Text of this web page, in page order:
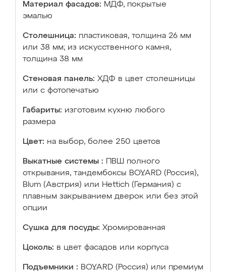
Материал фасадов: МДФ, покрытые
эмалью
Столешница: пластиковая, толщина 26 мм
или 38 мм; из искусственного камня,
толщина 38 мм
Стеновая панель: ХДФ в цвет столешницы
или с фотопечатью
Габариты: изготовим кухню любого
размера
Цвет: на выбор, более 250 цветов
Выкатные системы :
ПВШ полного
открывания, тандембоксы BOYARD (Россия),
Blum (Австрия) или Hettich (Германия) с
плавным закрыванием дверок или без этой
опции
Сушка для посуды: Хромированная
Цоколь: в цвет фасадов или корпуса
Подъемники : BOYARD (Россия) или премиум